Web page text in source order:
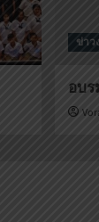
ข่าว
อบ